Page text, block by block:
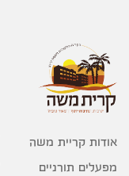
אודות קריית משה
מפעלים תורניים